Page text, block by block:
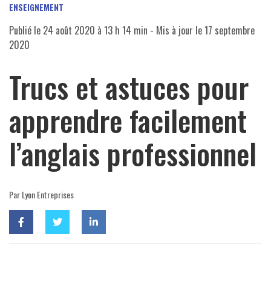
ENSEIGNEMENT
Publié le 24 août 2020 à 13 h 14 min - Mis à jour le17 septembre
2020
Trucs et astuces pour
apprendre facilement
l’anglais professionnel
Par Lyon Entreprises